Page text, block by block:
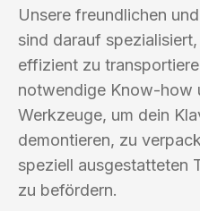
Unsere freundlichen
sind darauf
effizient zu
notwendige Know-how
Werkzeuge, um dein
demontieren, zu
speziell ausgestatteten
zu befördern.